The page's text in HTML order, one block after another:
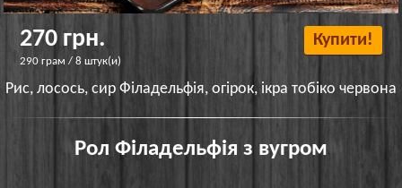
270 грн.
290 грам / 8 штук(и)
Купити!
Рис, лосось, сир Філадельфія, огірок, ікра тобіко червона
Рол Філадельфія з вугром